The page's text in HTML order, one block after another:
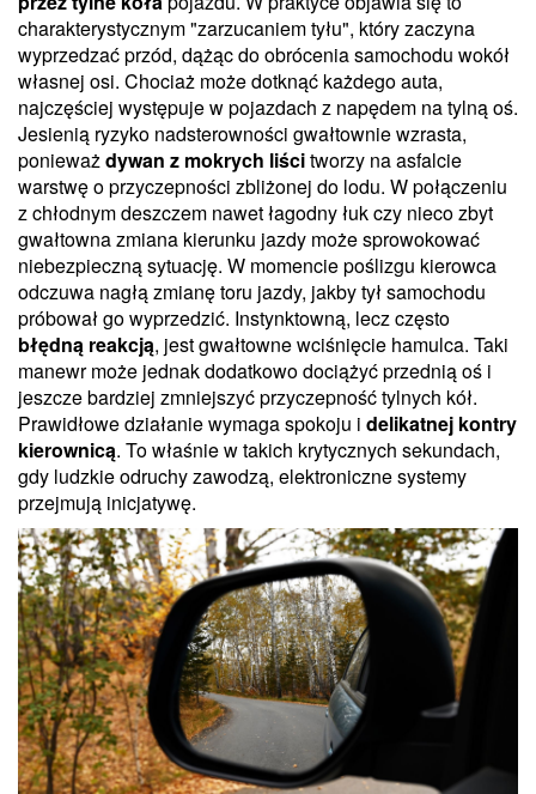
charakterystycznym "zarzucaniem tyłu", który zaczyna
wyprzedzać przód, dążąc do obrócenia samochodu wokół
własnej osi. Chociaż może dotknąć każdego auta,
najczęściej występuje w pojazdach z napędem na tylną oś.
Jesienią ryzyko nadsterowności gwałtownie wzrasta,
ponieważ dywan z mokrych liścitworzy na asfalcie
warstwę o przyczepności zbliżonej do lodu. W połączeniu
z chłodnym deszczem nawet łagodny łuk czy nieco zbyt
gwałtowna zmiana kierunku jazdy może sprowokować
niebezpieczną sytuację. W momencie poślizgu kierowca
odczuwa nagłą zmianę toru jazdy, jakby tył samochodu
próbował go wyprzedzić. Instynktowną, lecz często
błędną reakcją, jest gwałtowne wciśnięcie hamulca. Taki
manewr może jednak dodatkowo dociążyć przednią oś i
jeszcze bardziej zmniejszyć przyczepność tylnych kół.
Prawidłowe działanie wymaga spokoju i delikatnej kontry
kierownicą. To właśnie w takich krytycznych sekundach,
gdy ludzkie odruchy zawodzą, elektroniczne systemy
przejmują inicjatywę.